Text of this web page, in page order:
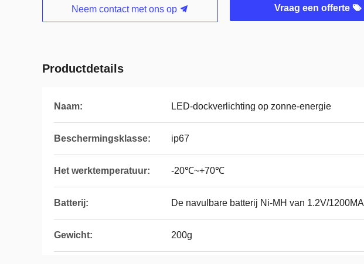
Neem contact met ons op Vraag een offerte
Productdetails
Naam: LED-dockverlichting op zonne-energie
Beschermingsklasse: ip67
Het werktemperatuur: -20℃~+70℃
Batterij: De navulbare batterij Ni-MH van 1.2V/1200MA
Gewicht: 200g